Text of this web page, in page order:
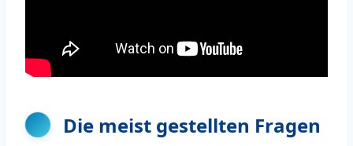
Die meist gestellten Fragen